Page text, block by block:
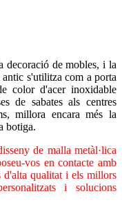
decoració de mobles, i la
s'utilitza com a porta
color d'acer inoxidable
de sabates als centres
millora encara més la
botiga.
de malla metàl·lica
vos en contacte amb
d'alta qualitat i els millors
i solucions